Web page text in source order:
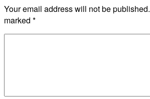
Your email address will not be published.
marked *